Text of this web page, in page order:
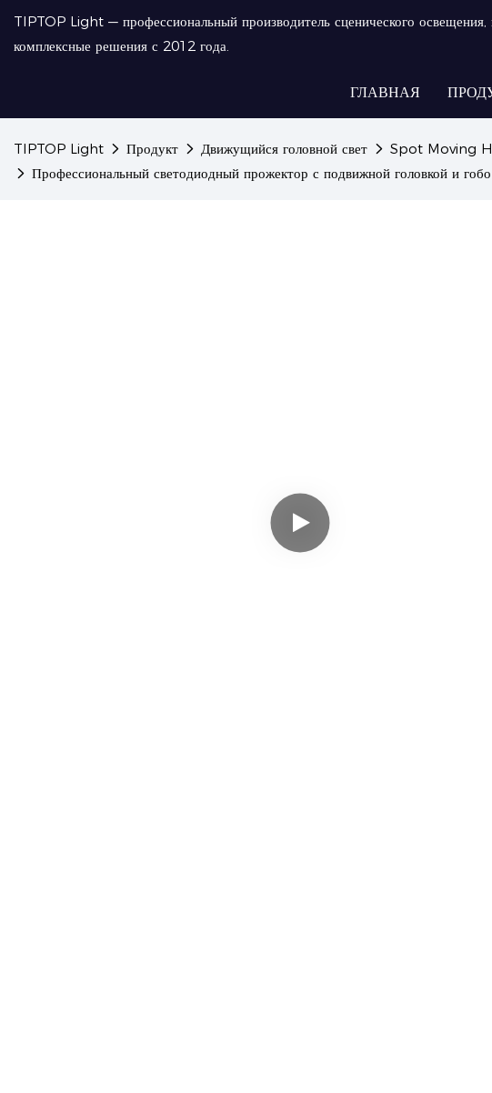
TIPTOP Light — профессиональный производитель сценического
комплексные решения с 2012 года.
ГЛАВНАЯ
TIPTOP Light Продукт Движущийся головной свет
Spot Moving
Профессиональный светодиодный прожектор с подвижной головкой и